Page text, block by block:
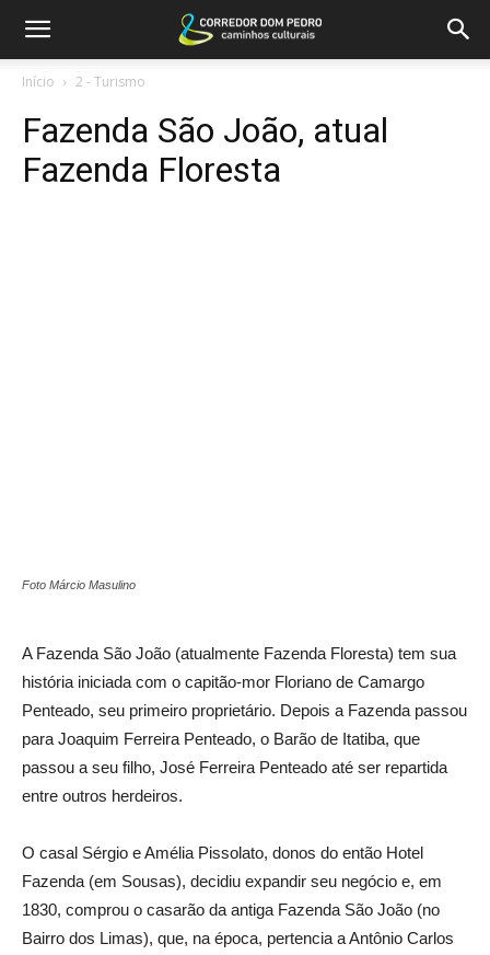
Início 2 - Turismo
Fazenda São João, atual
Fazenda Floresta
Foto Márcio Masulino
A Fazenda São João (atualmente Fazenda Floresta) tem sua
história iniciada com o capitão-mor Floriano de Camargo
Penteado, seu primeiro proprietário. Depois a Fazenda passou
para Joaquim Ferreira Penteado, o Barão de Itatiba, que
passou a seu filho, José Ferreira Penteado até ser repartida
entre outros herdeiros.
O casal Sérgio e Amélia Pissolato, donos do então Hotel
Fazenda (em Sousas), decidiu expandir seu negócio e, em
1830, comprou o casarão da antiga Fazenda São João (no
Bairro dos Limas), que, na época, pertencia a Antônio Carlos